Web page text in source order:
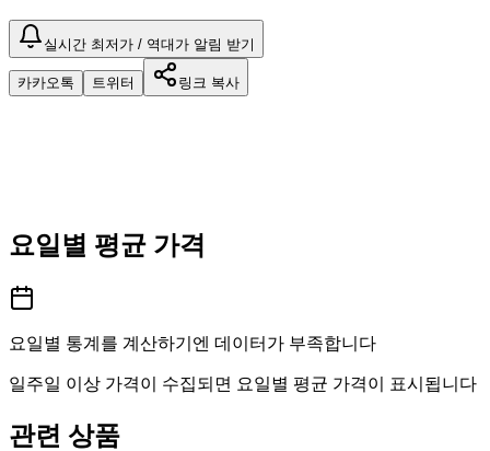
실시간 최저가 / 역대가 알림 받기
카카오톡 트위터 링크 복사
요일별 평균 가격
요일별 통계를 계산하기엔 데이터가 부족합니다
일주일 이상 가격이 수집되면 요일별 평균 가격이 표시됩니다
관련 상품